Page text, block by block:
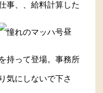
事、、給料計算した
昼
持って登場。事務所
気にしないで下さ